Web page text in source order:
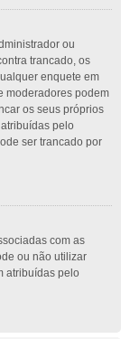
ou
trancado, os
enquete em
moderadores podem
os seus próprios
pelo
ser trancado por
com as
ou não utilizar
atribuídas pelo